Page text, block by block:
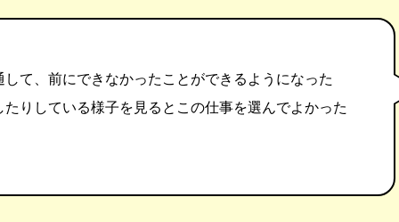
て、前にできなかったことができるようになった
りしている様子を見るとこの仕事を選んでよかった